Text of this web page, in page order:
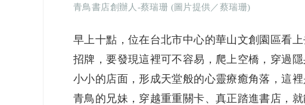
青鳥書店創辦人-蔡瑞珊 (圖片提供／蔡瑞珊)
早上十點，位在台北市中心的華山文創園區看
招牌，要發現這裡可不容易，爬上空橋，穿過
小小的店面，形成天堂般的心靈療癒角落，這
青鳥的兄妹，穿越重重關卡、真正踏進書店，就